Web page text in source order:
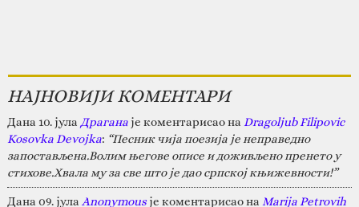
НАЈНОВИЈИ КОМЕНТАРИ
Дана 10. јула Драганаје коментарисао на Dragoljub Filipovic
Kosovka Devojka: “Песник чија поезија је неправедно
запостављена.Волим његове описе и доживљено пренето у
стихове.Хвала му за све што је дао српској књижевности!”
Дана 09. јула Anonymousје коментарисао на Marija Petrovih